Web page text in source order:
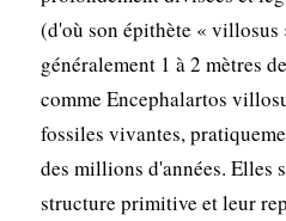
(d'où son épithète «
généralement 1 à 2 mètres
comme Encephalartos
fossiles vivantes,
des millions d'années. Elles
structure primitive et leur